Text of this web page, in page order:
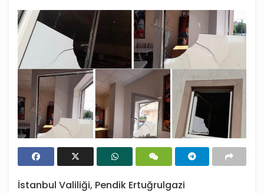
İstanbul Valiliği, Pendik Ertuğrulgazi